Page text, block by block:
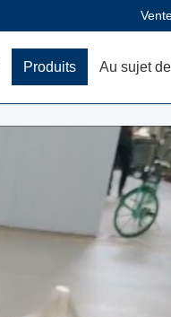
Produits Au sujet